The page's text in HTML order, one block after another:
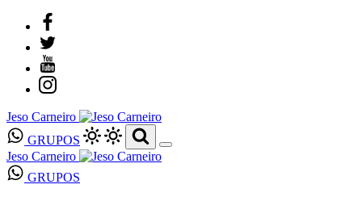
Jeso Carneiro
GRUPOS
Jeso Carneiro
GRUPOS